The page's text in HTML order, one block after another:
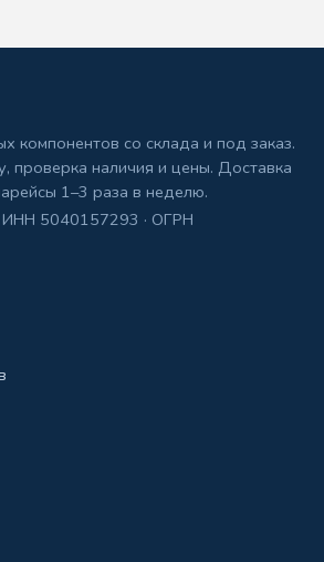
компонентов со склада и под заказ.
проверка наличия и цены. Доставка
1–3 раза в неделю.
5040157293 · ОГРН